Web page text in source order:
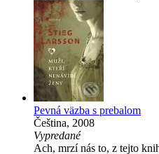
Pevná väzba s prebalom
Čeština, 2008
Vypredané
Ach, mrzí nás to, z tejto